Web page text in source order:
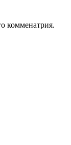
комменатрия.